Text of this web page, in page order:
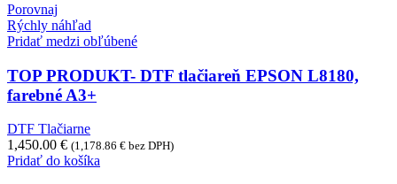
Porovnaj
Rýchly náhľad
Pridať medzi obľúbené
TOP PRODUKT- DTF tlačiareň EPSON L8180,
farebné A3+
DTF Tlačiarne
1,450.00 € (1,178.86 € bez DPH)
Pridať do košíka